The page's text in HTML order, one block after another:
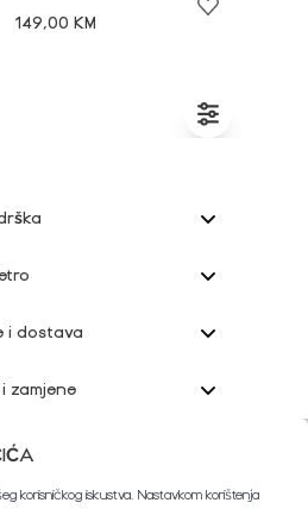
149,00 KM
i dostava
zamjene
podrška
korisničkog iskustva. Nastavkom korištenja